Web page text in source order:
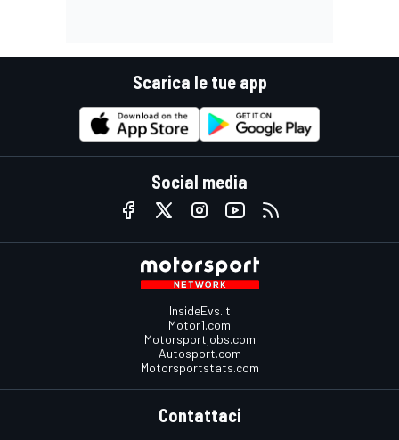
Scarica le tue app
Social media
InsideEvs.it
Motor1.com
Motorsportjobs.com
Autosport.com
Motorsportstats.com
Contattaci